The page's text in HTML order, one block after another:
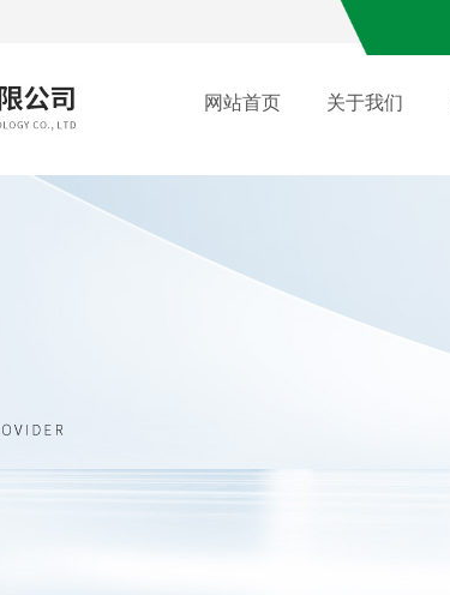
网站首页 关于我们